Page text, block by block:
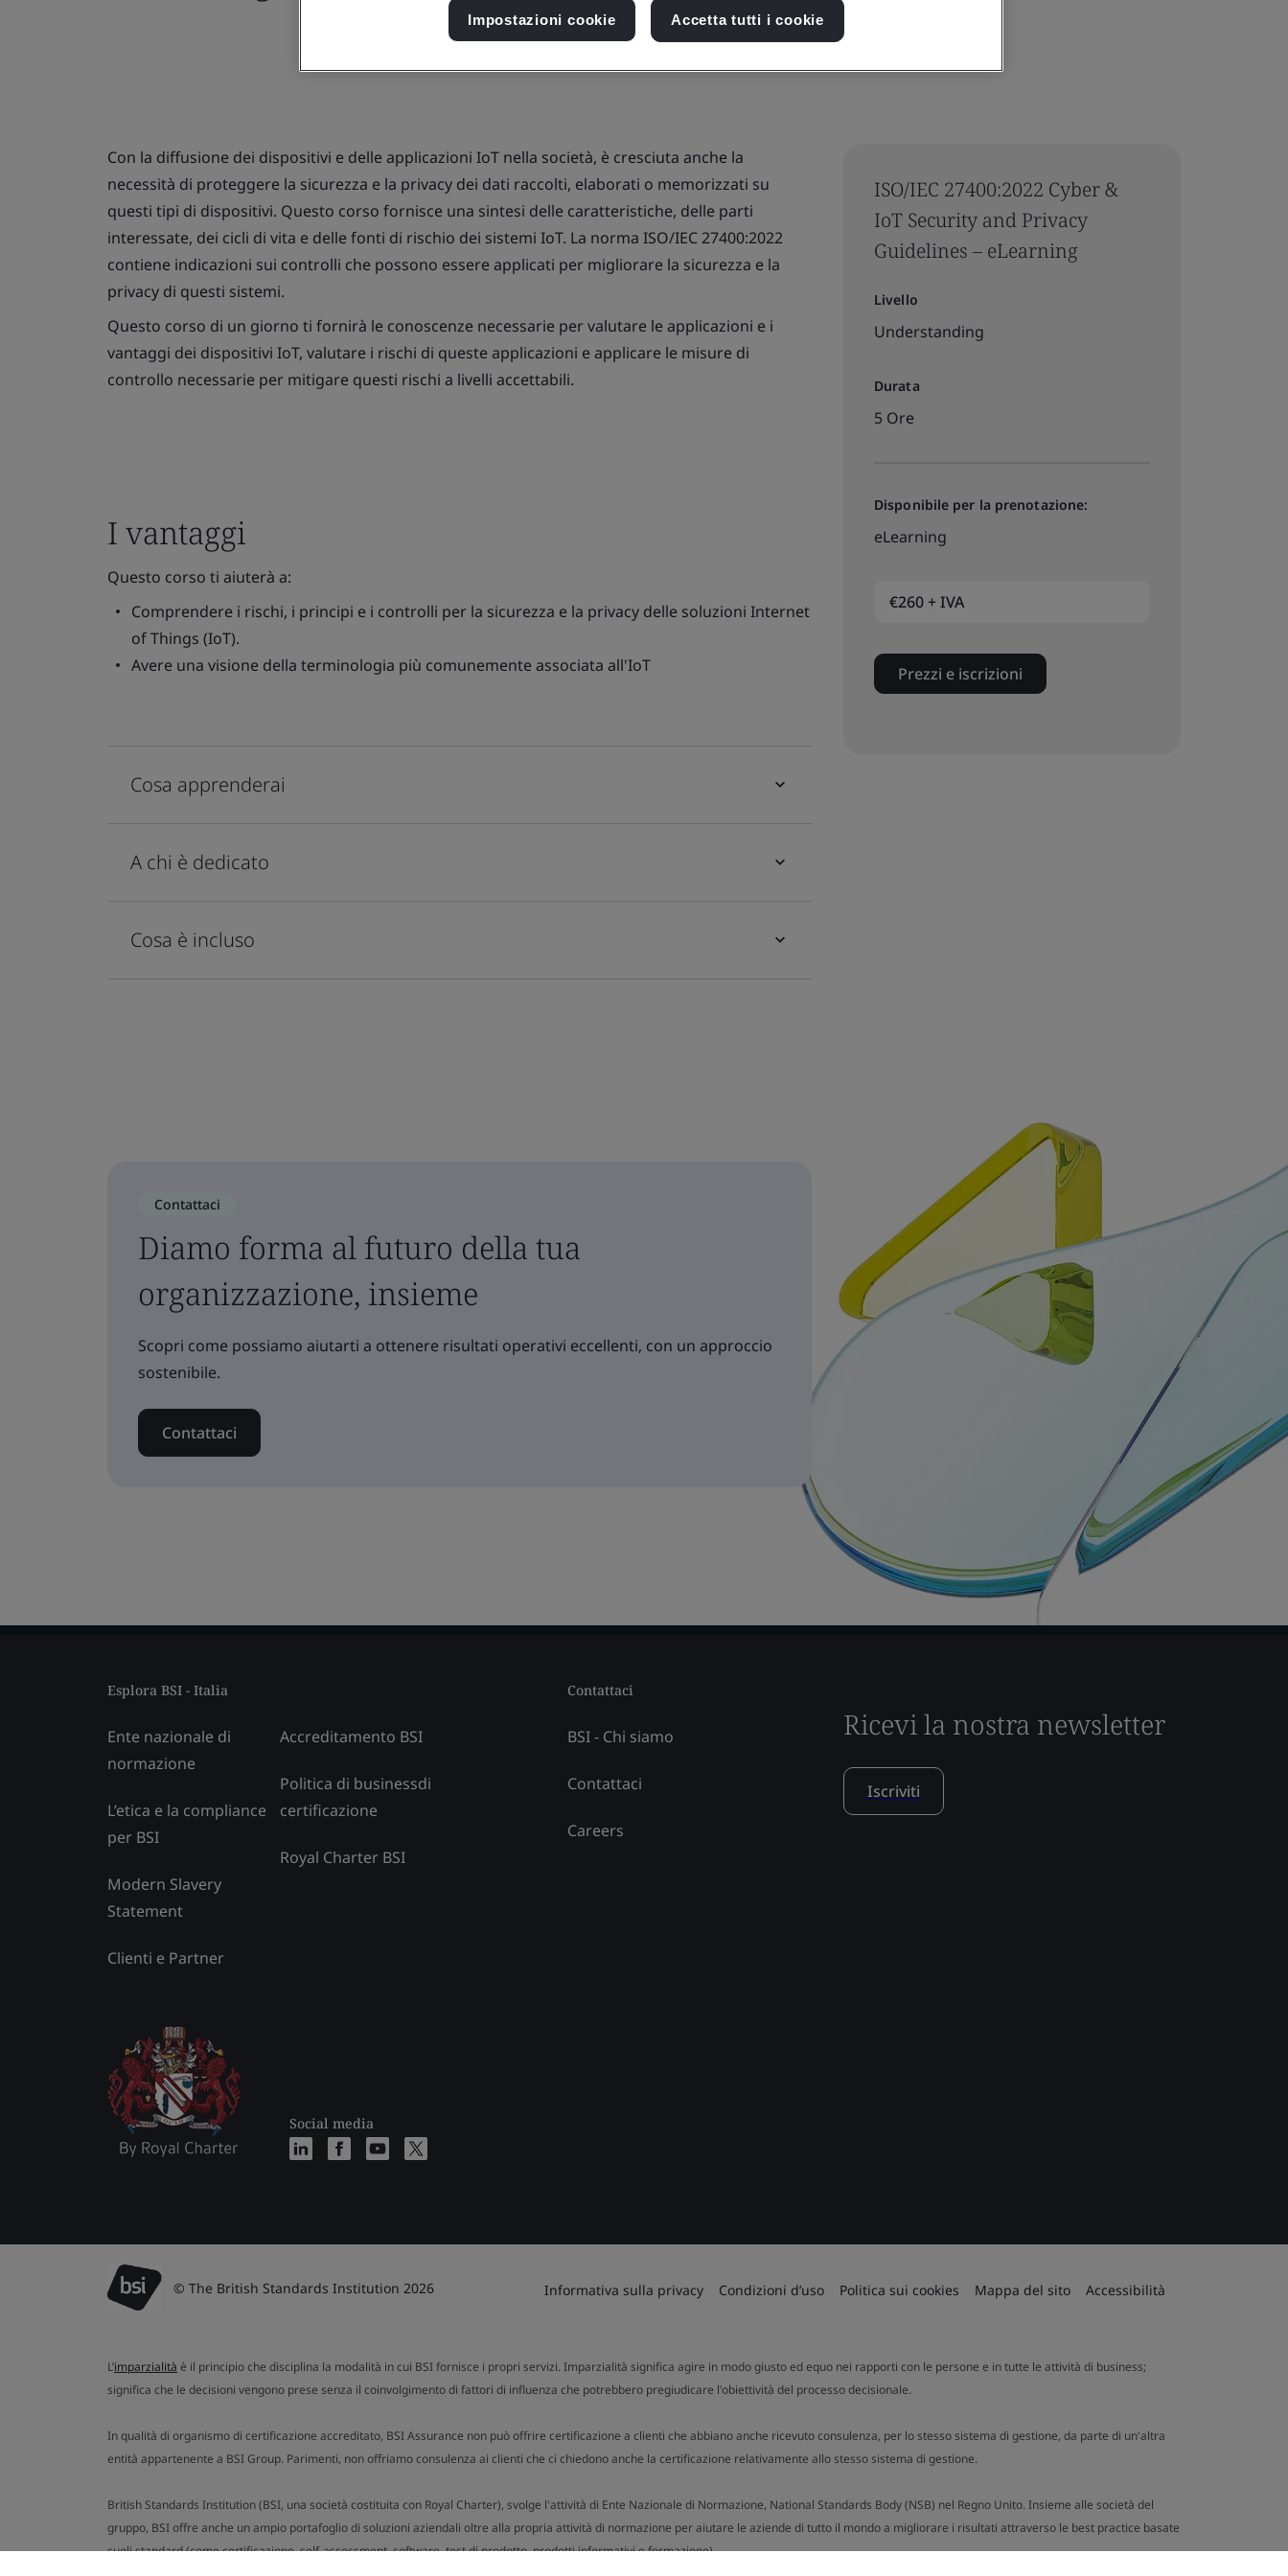
ISO/IEC 27400:2022 Cyber &
IoT Security and Privacy
Guidelines – eLearning
Livello
Understanding
Durata
5 Ore
Disponibile per la prenotazione:
eLearning
€260 + IVA
Prezzi e iscrizioni
Con la diffusione dei dispositivi e delle applicazioni IoT nella società, è cresciuta anche la
necessità di proteggere la sicurezza e la privacy dei dati raccolti, elaborati o memorizzati su
questi tipi di dispositivi. Questo corso fornisce una sintesi delle caratteristiche, delle parti
interessate, dei cicli di vita e delle fonti di rischio dei sistemi IoT. La norma ISO/IEC 27400:2022
contiene indicazioni sui controlli che possono essere applicati per migliorare la sicurezza e la
privacy di questi sistemi.
Questo corso di un giorno ti fornirà le conoscenze necessarie per valutare le applicazioni e i
vantaggi dei dispositivi IoT, valutare i rischi di queste applicazioni e applicare le misure di
controllo necessarie per mitigare questi rischi a livelli accettabili.
I vantaggi
Questo corso ti aiuterà a:
Comprendere i rischi, i principi e i controlli per la sicurezza e la privacy delle soluzioni Internet
of Things (IoT).
Avere una visione della terminologia più comunemente associata all'IoT
Cosa apprenderai
A chi è dedicato
Cosa è incluso
Contattaci
Diamo forma al futuro della tua
organizzazione, insieme
Scopri come possiamo aiutarti a ottenere risultati operativi eccellenti, con un approccio
sostenibile.
Contattaci
Esplora BSI - Italia
Ente nazionale di
normazione
L’etica e la compliance
per BSI
Modern Slavery
Statement
Clienti e Partner
Accreditamento BSI
Politica di businessdi
certificazione
Royal Charter BSI
Social media
Contattaci
BSI - Chi siamo
Contattaci
Careers
Ricevi la nostra newsletter
Iscriviti
© The British Standards Institution 2026 Informativa sulla privacy Condizioni d’uso Politica sui cookies Mappa del sito Accessibilità
L’imparzialità è il principio che disciplina la modalità in cui BSI fornisce i propri servizi. Imparzialità significa agire in modo giusto ed equo nei rapporti con le persone e in tutte le attività di business;
significa che le decisioni vengono prese senza il coinvolgimento di fattori di influenza che potrebbero pregiudicare l'obiettività del processo decisionale.
In qualità di organismo di certificazione accreditato, BSI Assurance non può offrire certificazione a clienti che abbiano anche ricevuto consulenza, per lo stesso sistema di gestione, da parte di un'altra
entità appartenente a BSI Group. Parimenti, non offriamo consulenza ai clienti che ci chiedono anche la certificazione relativamente allo stesso sistema di gestione.
British Standards Institution (BSI, una società costituita con Royal Charter), svolge l'attività di Ente Nazionale di Normazione, National Standards Body (NSB) nel Regno Unito. Insieme alle società del
gruppo, BSI offre anche un ampio portafoglio di soluzioni aziendali oltre alla propria attività di normazione per aiutare le aziende di tutto il mondo a migliorare i risultati attraverso le best practice basate
sugli standard (come certificazione, self-assessment, software, test di prodotto, prodotti informativi e formazione).
Impostazioni cookie Accetta tutti i cookie